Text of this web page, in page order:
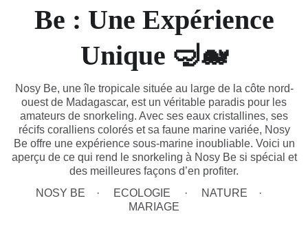
Be : Une Expérience
Unique 🤿🐋
Nosy Be, une île tropicale située au large de la côte nord-
ouest de Madagascar, est un véritable paradis pour les
amateurs de snorkeling. Avec ses eaux cristallines, ses
récifs coralliens colorés et sa faune marine variée, Nosy
Be offre une expérience sous-marine inoubliable. Voici un
aperçu de ce qui rend le snorkeling à Nosy Be si spécial et
des meilleures façons d’en profiter.
NOSY BE
ECOLOGIE
NATURE
MARIAGE